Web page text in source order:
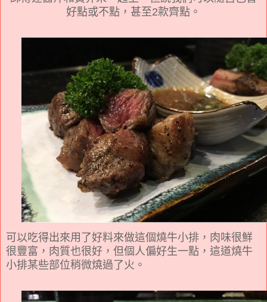
好點或不點，甚至2款齊點。
可以吃得出來用了好料來做這個燒牛小排，肉味很鮮
很豐富，肉質也很好，但個人偏好生一點，這道燒牛
小排某些部位稍微燒過了火。